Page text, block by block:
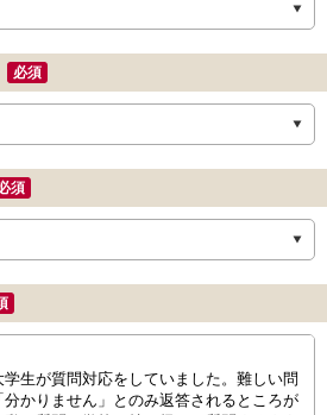
必須
須